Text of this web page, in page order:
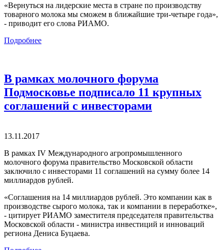
«Вернуться на лидерские места в стране по производству
товарного молока мы сможем в ближайшие три-четыре года»,
- приводит его слова РИАМО.
Подробнее
В рамках молочного форума
Подмосковье подписало 11 крупных
соглашений с инвесторами
13.11.2017
В рамках IV Международного агропромышленного
молочного форума правительство Московской области
заключило с инвесторами 11 соглашений на сумму более 14
миллиардов рублей.
«Соглашения на 14 миллиардов рублей. Это компании как в
производстве сырого молока, так и компании в переработке»,
- цитирует РИАМО заместителя председателя правительства
Московской области - министра инвестиций и инноваций
региона Дениса Буцаева.